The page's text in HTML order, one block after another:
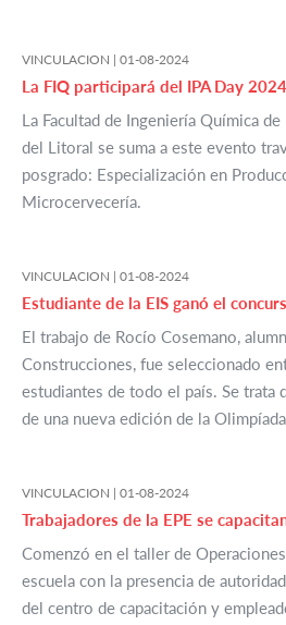
VINCULACION | 01-08-2024
La FIQ participará del IPA Day 2024
La Facultad de Ingeniería Química
del Litoral se suma a este evento
posgrado: Especialización en
Microcervecería.
VINCULACION | 01-08-2024
Estudiante de la EIS ganó el
El trabajo de Rocío Cosemano,
Construcciones, fue seleccionado
estudiantes de todo el país. Se trata
de una nueva edición de la
VINCULACION | 01-08-2024
Trabajadores de la EPE se
Comenzó en el taller de
escuela con la presencia de
del centro de capacitación y